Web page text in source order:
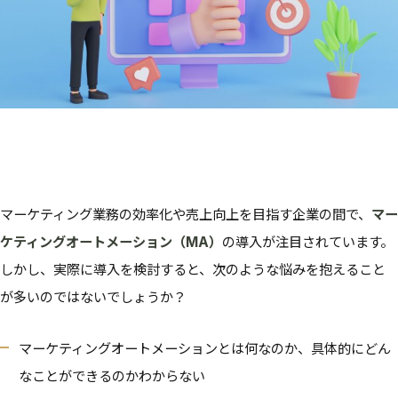
マーケティング業務の効率化や売上向上を目指す企業の間で、 マー
ケティングオートメーション（MA） の導入が注目されています。
しかし、実際に導入を検討すると、次のような悩みを抱えること
が多いのではないでしょうか？
マーケティングオートメーションとは何なのか、具体的にどん
なことができるのかわからない